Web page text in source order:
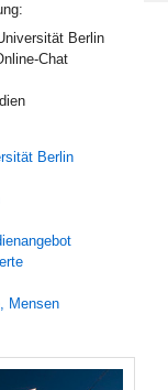
Berlin
Chat
Berlin
Mensen